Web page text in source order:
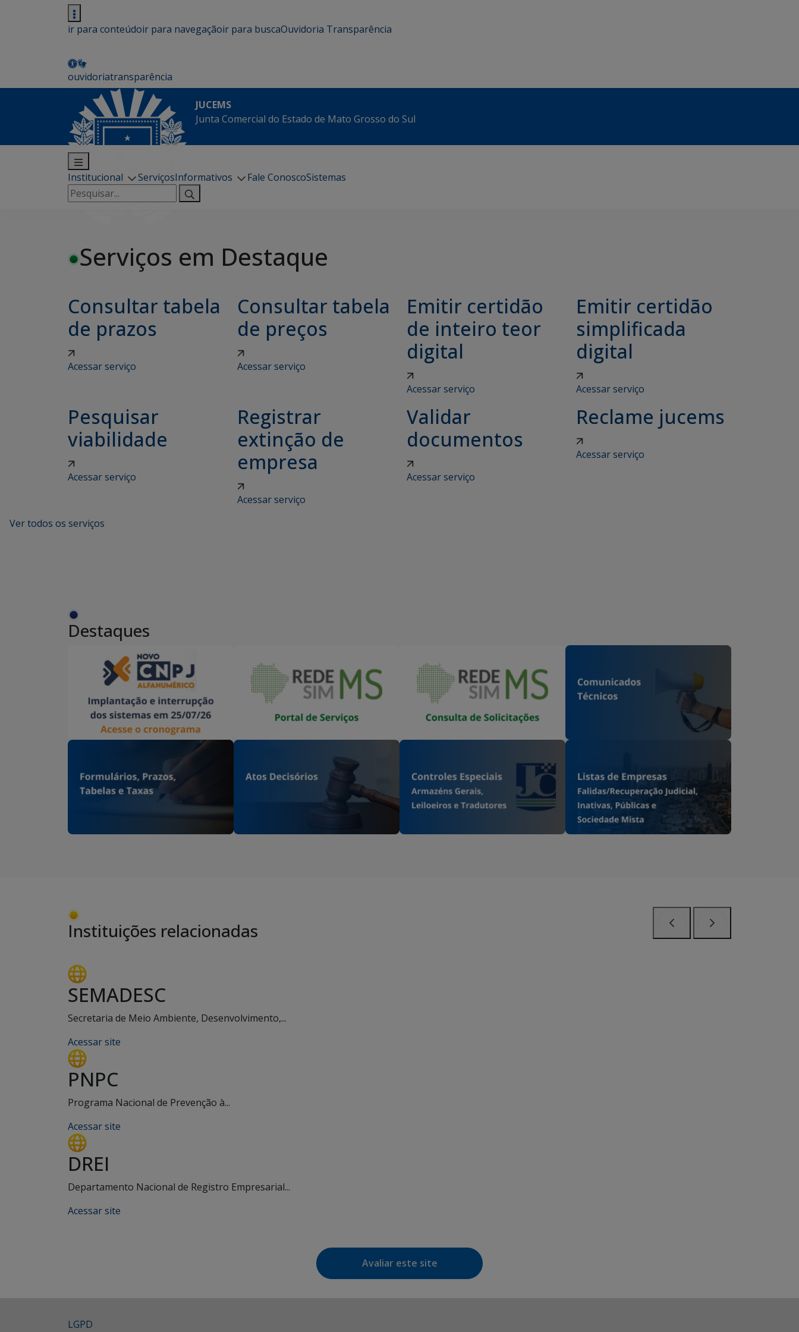
ir para conteúdoir para navegaçãoir para buscaOuvidoria Transparência
ouvidoriatransparência
JUCEMS
Junta Comercial do Estado de Mato Grosso do Sul
Institucional ServiçosInformativos Fale ConoscoSistemas
Pesquisar
por:
Serviços em Destaque
Consultar tabela
de prazos
Acessar serviço
Consultar tabela
de preços
Acessar serviço
Emitir certidão
de inteiro teor
digital
Acessar serviço
Emitir certidão
simplificada
digital
Acessar serviço
Pesquisar
viabilidade
Acessar serviço
Registrar
extinção de
empresa
Acessar serviço
Validar
documentos
Acessar serviço
Reclame jucems
Acessar serviço
Ver todos os serviços
Destaques
Instituições relacionadas
SEMADESC
Secretaria de Meio Ambiente, Desenvolvimento,...
Acessar site
PNPC
Programa Nacional de Prevenção à...
Acessar site
DREI
Departamento Nacional de Registro Empresarial...
Acessar site
Avaliar este site
LGPD